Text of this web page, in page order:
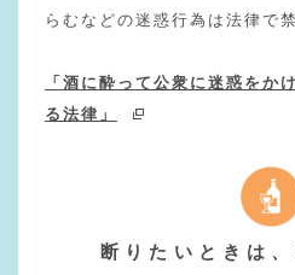
らむなどの迷惑行為は法律で
「酒に酔って公衆に迷惑をか
る法律」
断りたいときは